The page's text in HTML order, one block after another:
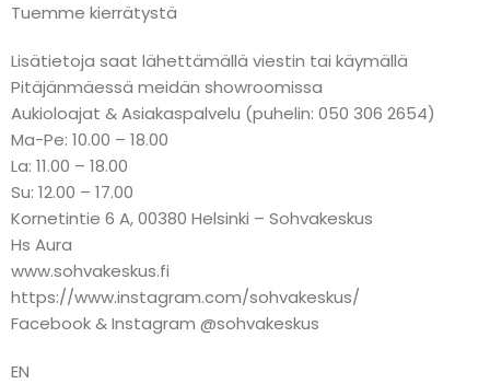
Tuemme kierrätystä
Lisätietoja saat lähettämällä viestin tai käymällä
Pitäjänmäessä meidän showroomissa
Aukioloajat & Asiakaspalvelu (puhelin: 050 306 2654)
Ma-Pe: 10.00 – 18.00
La: 11.00 – 18.00
Su: 12.00 – 17.00
Kornetintie 6 A, 00380 Helsinki – Sohvakeskus
Hs Aura
www.sohvakeskus.fi
https://www.instagram.com/sohvakeskus/
Facebook & Instagram @sohvakeskus
EN